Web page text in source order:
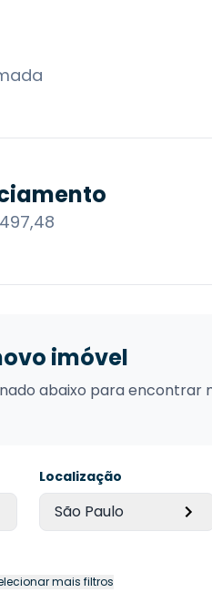
imóvel
abaixo para encontrar
Localização
São Paulo
mais filtros